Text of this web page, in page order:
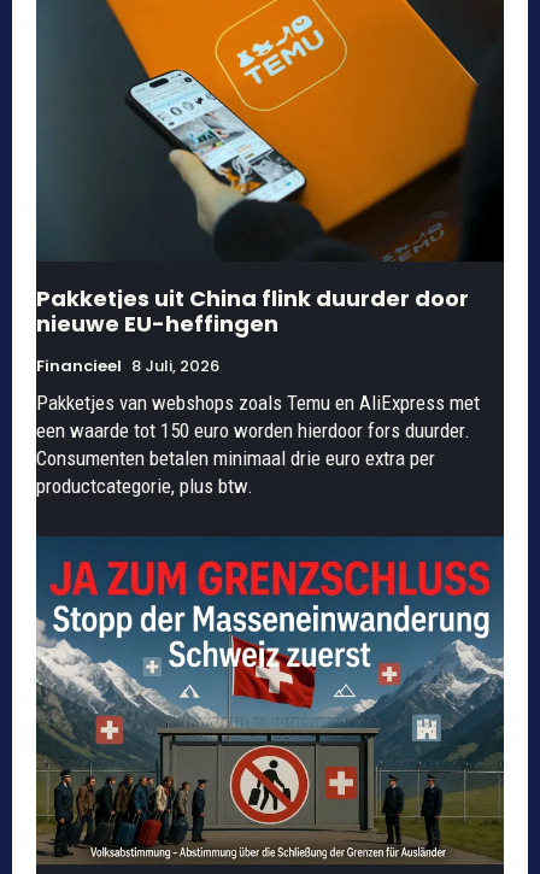
Pakketjes uit China flink duurder door
nieuwe EU-heffingen
Financieel 8 Juli, 2026
Pakketjes van webshops zoals Temu en AliExpress met
een waarde tot 150 euro worden hierdoor fors duurder.
Consumenten betalen minimaal drie euro extra per
productcategorie, plus btw.